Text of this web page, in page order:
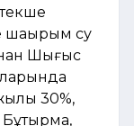
шақырым су
Шығыс
30%,